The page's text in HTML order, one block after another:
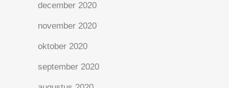
december 2020
november 2020
oktober 2020
september 2020